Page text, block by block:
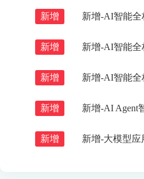
新增 新增-AI智能全
新增 新增-AI智能全
新增 新增-AI智能全
新增 新增-AI Agent
新增 新增-大模型应